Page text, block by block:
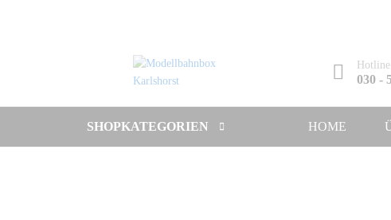
Hotline
030 -
SHOPKATEGORIEN HOME